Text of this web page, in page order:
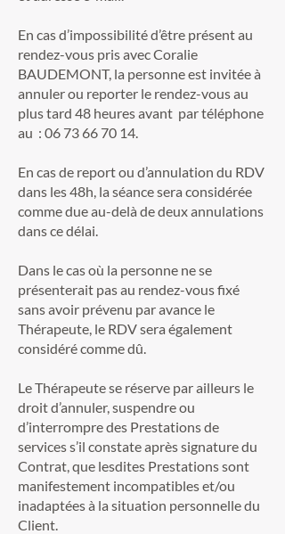
En cas d’impossibilité d’être présent au
rendez-vous pris avec Coralie
BAUDEMONT, la personne est invitée à
annuler ou reporter le rendez-vous au
plus tard 48 heures avant par téléphone
au : 06 73 66 70 14.
En cas de report ou d’annulation du RDV
dans les 48h, la séance sera considérée
comme due au-delà de deux annulations
dans ce délai.
Dans le cas où la personne ne se
présenterait pas au rendez-vous fixé
sans avoir prévenu par avance le
Thérapeute, le RDV sera également
considéré comme dû.
Le Thérapeute se réserve par ailleurs le
droit d’annuler, suspendre ou
d’interrompre des Prestations de
services s’il constate après signature du
Contrat, que lesdites Prestations sont
manifestement incompatibles et/ou
inadaptées à la situation personnelle du
Client.